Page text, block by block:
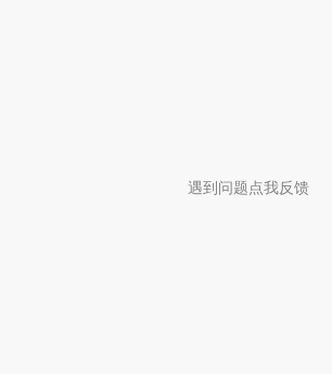
遇到问题点我反馈